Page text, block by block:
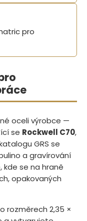
pro
oceli výrobce —
se Rockwell C70,
GRS se
a gravírování
se na hraně
opakovaných
o rozměrech 2,35 ×